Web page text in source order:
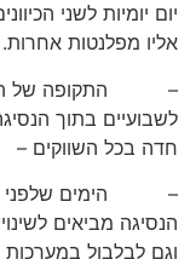
יום יומיות לשני
אליו מפלנטות אחרות.
– התקופה של
לשבועיים בתוך
חדה בכל השווקים –
– הימים שלפני
הנסיגה מביאים
וגם לבלבול